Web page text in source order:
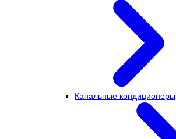
Канальные кондиционеры